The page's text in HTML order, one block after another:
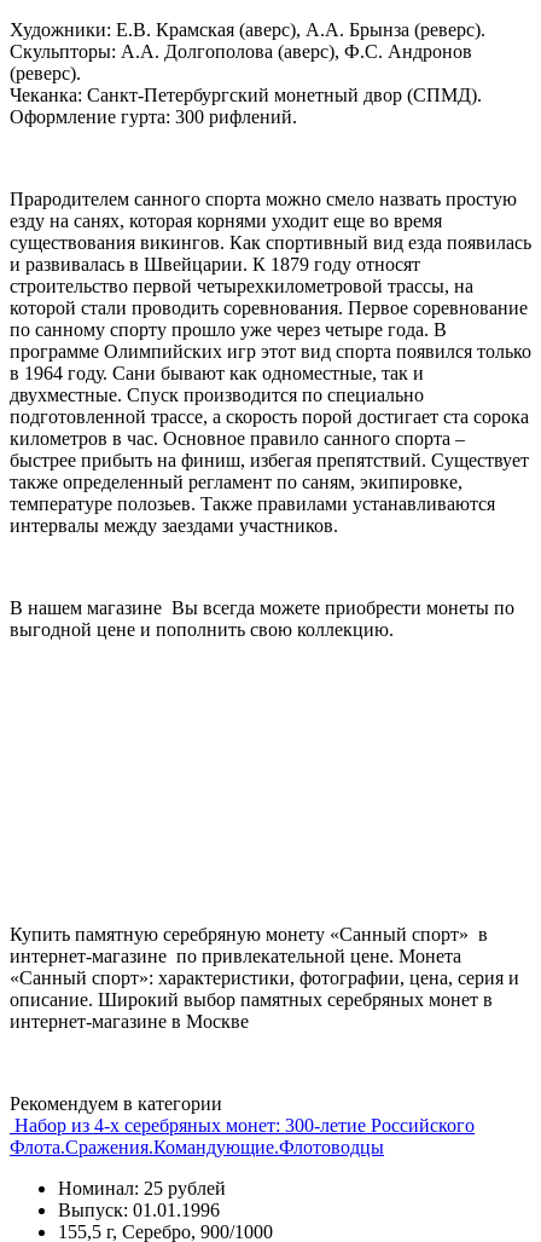
Художники: Е.В. Крамская (аверс), А.А. Брынза (реверс).
Скульпторы: А.А. Долгополова (аверс), Ф.С. Андронов
(реверс).
Чеканка: Санкт-Петербургский монетный двор (СПМД).
Оформление гурта: 300 рифлений.
Прародителем санного спорта можно смело назвать простую
езду на санях, которая корнями уходит еще во время
существования викингов. Как спортивный вид езда появилась
и развивалась в Швейцарии. К 1879 году относят
строительство первой четырехкилометровой трассы, на
которой стали проводить соревнования. Первое соревнование
по санному спорту прошло уже через четыре года. В
программе Олимпийских игр этот вид спорта появился только
в 1964 году. Сани бывают как одноместные, так и
двухместные. Спуск производится по специально
подготовленной трассе, а скорость порой достигает ста сорока
километров в час. Основное правило санного спорта –
быстрее прибыть на финиш, избегая препятствий. Существует
также определенный регламент по саням, экипировке,
температуре полозьев. Также правилами устанавливаются
интервалы между заездами участников.
В нашем магазине Вы всегда можете приобрести монеты по
выгодной цене и пополнить свою коллекцию.
Купить памятную серебряную монету «Санный спорт» в
интернет-магазине по привлекательной цене. Монета
«Санный спорт»: характеристики, фотографии, цена, серия и
описание. Широкий выбор памятных серебряных монет в
интернет-магазине в Москве
Рекомендуем в категории
Набор из 4-х серебряных монет: 300-летие Российского
Флота.Сражения.Командующие.Флотоводцы
Номинал: 25 рублей
Выпуск: 01.01.1996
155,5 г, Серебро, 900/1000